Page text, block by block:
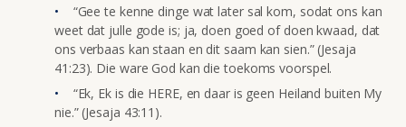
“Gee te kenne dinge wat later sal kom, sodat ons kan
weet dat julle gode is; ja, doen goed of doen kwaad, dat
ons verbaas kan staan en dit saam kan sien.” (Jesaja
41:23). Die ware God kan die toekoms voorspel.
“Ek, Ek is die HERE, en daar is geen Heiland buiten My
nie.” (Jesaja 43:11).